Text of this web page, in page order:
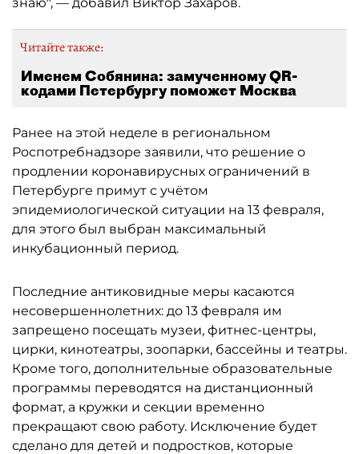
Читайте также:
Именем Собянина: замученному QR-
кодами Петербургу поможет Москва
Ранее на этой неделе в региональном
Роспотребнадзоре заявили, что решение о
продлении коронавирусных ограничений в
Петербурге примут с учётом
эпидемиологической ситуации на 13 февраля,
для этого был выбран максимальный
инкубационный период.
Последние антиковидные меры касаются
несовершеннолетних: до 13 февраля им
запрещено посещать музеи, фитнес-центры,
цирки, кинотеатры, зоопарки, бассейны и театры.
Кроме того, дополнительные образовательные
программы переводятся на дистанционный
формат, а кружки и секции временно
прекращают свою работу. Исключение будет
сделано для детей и подростков, которые